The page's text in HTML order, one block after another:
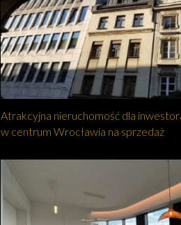
Atrakcyjna nieruchomość dla
w centrum Wrocławia na sprzedaż